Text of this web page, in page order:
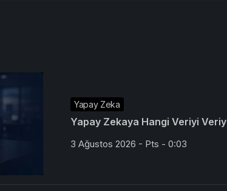
Yapay Zeka
Yapay Zekaya Hangi Veriyi
3 Ağustos 2026 - Pts - 0:03